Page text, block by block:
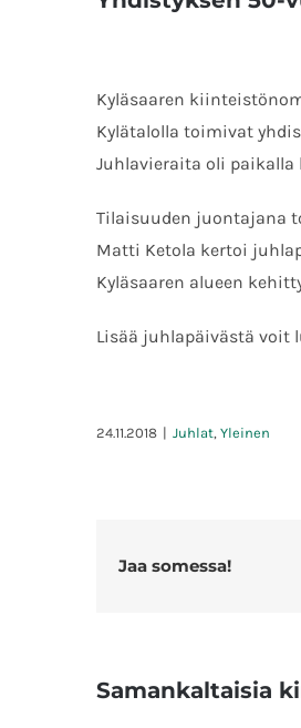
Kyläsaaren
Kylätalolla toimivat
Juhlavieraita oli
Tilaisuuden juontajana
Matti Ketola kertoi
Kyläsaaren alueen
Lisää juhlapäivästä voit
24.11.2018 | Juhlat, Yleinen
Jaa somessa!
Samankaltaisia